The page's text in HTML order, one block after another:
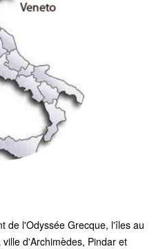
de l'Odyssée Grecque, l'îles au
d'Archimèdes, Pindar et